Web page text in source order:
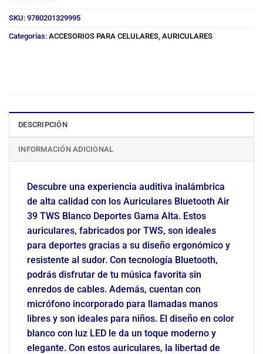
SKU: 9780201329995
Categorías: ACCESORIOS PARA CELULARES AURICULARES
DESCRIPCIÓN
INFORMACIÓN ADICIONAL
Descubre una experiencia auditiva inalámbrica
de alta calidad con los Auriculares Bluetooth Air
39 TWS Blanco Deportes Gama Alta. Estos
auriculares, fabricados por TWS, son ideales
para deportes gracias a su diseño ergonómico y
resistente al sudor. Con tecnología Bluetooth,
podrás disfrutar de tu música favorita sin
enredos de cables. Además, cuentan con
micrófono incorporado para llamadas manos
libres y son ideales para niños. El diseño en color
blanco con luz LED le da un toque moderno y
elegante. Con estos auriculares, la libertad de